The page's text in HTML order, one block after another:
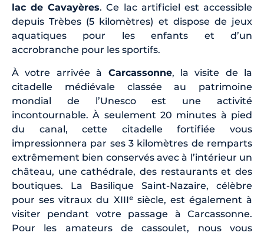
lac de Cavayères. Ce lac artificiel est accessible
depuis Trèbes (5 kilomètres) et dispose de jeux
aquatiques pour les enfants et d’un
accrobranche pour les sportifs.
À votre arrivée à Carcassonne, la visite de la
citadelle médiévale classée au patrimoine
mondial de l’Unesco est une activité
incontournable. À seulement 20 minutes à pied
du canal, cette citadelle fortifiée vous
impressionnera par ses 3 kilomètres de remparts
extrêmement bien conservés avec à l’intérieur un
château, une cathédrale, des restaurants et des
boutiques. La Basilique Saint-Nazaire, célèbre
pour ses vitraux du XIIIᵉ siècle, est également à
visiter pendant votre passage à Carcassonne.
Pour les amateurs de cassoulet, nous vous